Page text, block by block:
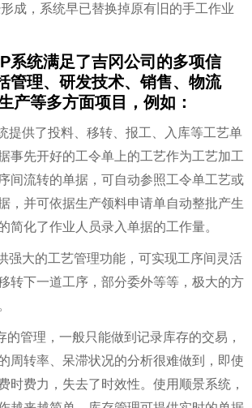
成，系统早已替换掉原有旧的手工作业
系统满足了吉冈公司的多项信
管理、研发技术、销售、物流
产等多方面项目，例如：
提供了投料、移转、报工、入库等工艺单
事先开好的工令单上的工艺作为工艺加工
间流转的单据，可自动参照工令单工艺或
，并可依据生产领料申请单自动整批产生
简化了作业人员录入单据的工作量。
强大的工艺管理功能，可实现工序间灵活
转下一道工序，部分委外等等，极大的方
的管理，一般只能做到记录库存的交易，
周转率、呆滞状况的分析很难做到，即使
时费力，失去了时效性。使用顺景系统，